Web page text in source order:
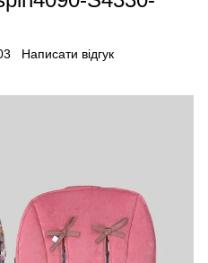
Написати відгук